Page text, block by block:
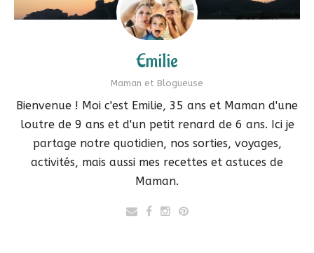
Emilie
Maman et Blogueuse
Bienvenue ! Moi c'est Emilie, 35 ans et Maman d'une
loutre de 9 ans et d'un petit renard de 6 ans. Ici je
partage notre quotidien, nos sorties, voyages,
activités, mais aussi mes recettes et astuces de
Maman.